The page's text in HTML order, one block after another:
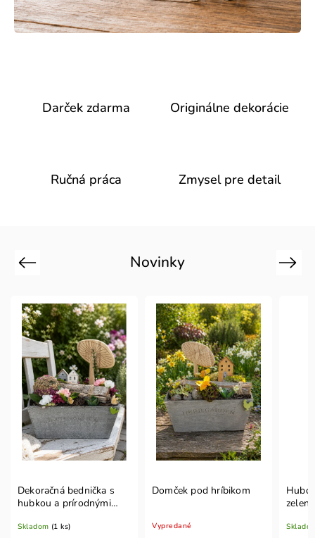
Darček zdarma Originálne dekorácie
Ručná práca Zmysel pre detail
Novinky
Previous
Dekoračná bednička s
hubkou a prírodnými
Skladom (1 ks)
Domček pod hríbikom
Vypredané
Next